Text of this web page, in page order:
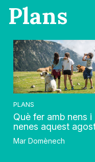
Plans
PLANS
Què fer amb nens i
nenes aquest
Mar Domènech